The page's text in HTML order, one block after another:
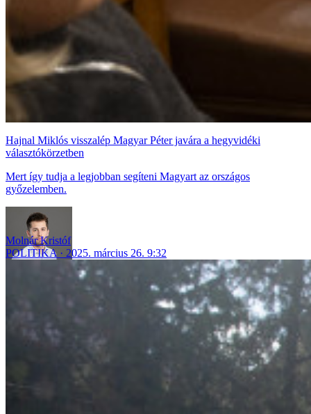
Hajnal Miklós visszalép Magyar Péter javára a hegyvidéki
választókörzetben
Mert így tudja a legjobban segíteni Magyart az országos
győzelemben.
Molnár Kristóf
POLITIKA
2025. március 26. 9:32